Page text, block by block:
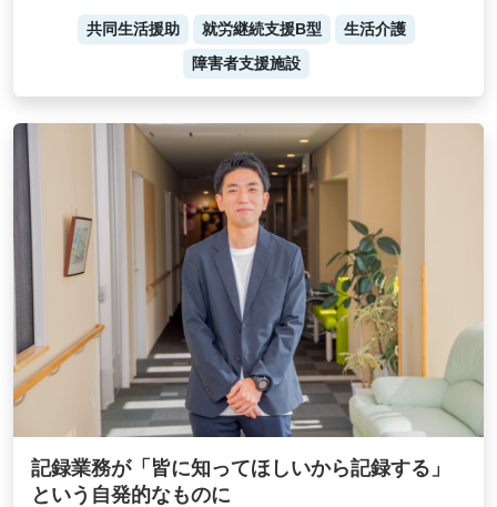
共同生活援助 就労継続支援B型
生活介護
障害者支援施設
記録業務が「皆に知ってほしいから記録する」
という自発的なものに